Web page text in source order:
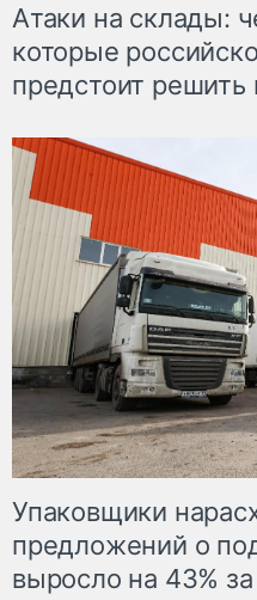
Атаки на склады:
которые
предстоит решить
Упаковщики
предложений о
выросло на 43% за